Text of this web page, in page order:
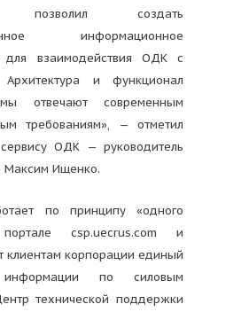
позволил создать
информационное
для взаимодействия ОДК с
Архитектура и функционал
отвечают современным
требованиям», — отметил
ОДК — руководитель
Максим Ищенко.
по принципу «одного
csp.uecrus.com и
клиентам корпорации единый
по силовым
технической поддержки